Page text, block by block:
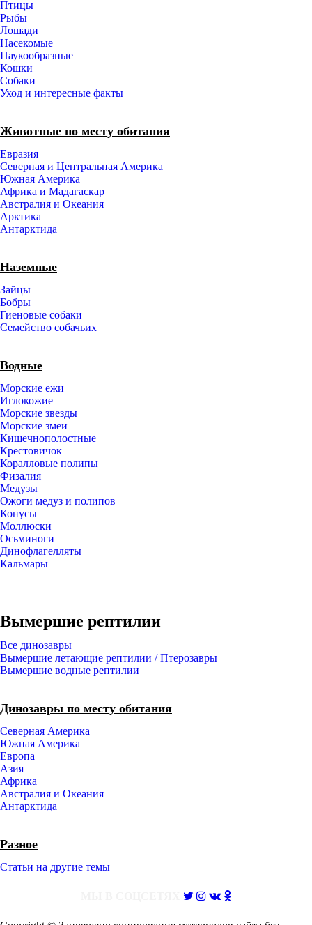
Птицы
Рыбы
Лошади
Насекомые
Паукообразные
Кошки
Собаки
Уход и интересные факты
Животные по месту обитания
Евразия
Северная и Центральная Америка
Южная Америка
Африка и Мадагаскар
Австралия и Океания
Арктика
Антарктида
Наземные
Зайцы
Бобры
Гиеновые собаки
Семейство собачьих
Водные
Морские ежи
Иглокожие
Морские звезды
Морские змеи
Кишечнополостные
Крестовичок
Коралловые полипы
Физалия
Медузы
Ожоги медуз и полипов
Конусы
Моллюски
Осьминоги
Динофлагелляты
Кальмары
Вымершие рептилии
Все динозавры
Вымершие летающие рептилии / Птерозавры
Вымершие водные рептилии
Динозавры по месту обитания
Северная Америка
Южная Америка
Европа
Азия
Африка
Австралия и Океания
Антарктида
Разное
Статьи на другие темы